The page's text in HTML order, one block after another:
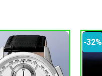
giá
-32%